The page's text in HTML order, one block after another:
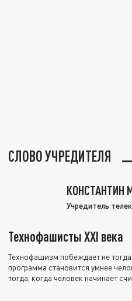
СЛОВО УЧРЕДИТЕЛЯ
КОНСТАНТИН
Учредитель
Технофашисты XXI века
Технофашизм побеждает не
программа становится умнее
тогда, когда человек начинает